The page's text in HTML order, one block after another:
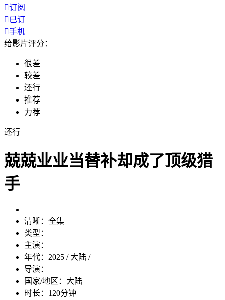
订阅
已订
手机
给影片评分：
很差
较差
还行
推荐
力荐
还行
兢兢业业当替补却成了顶级猎
手
清晰： 全集
类型：
主演：
年代： 2025 / 大陆 /
导演：
国家/地区： 大陆
时长： 120分钟